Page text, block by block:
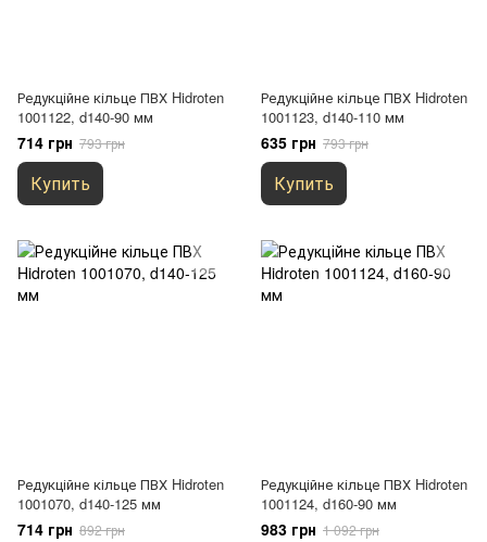
Редукційне кільце ПВХ Hidroten
1001122, d140-90 мм
714 грн 793 грн
Купить
Редукційне кільце ПВХ Hidroten
1001123, d140-110 мм
635 грн 793 грн
Купить
Редукційне кільце ПВХ Hidroten
1001070, d140-125 мм
714 грн 892 грн
Редукційне кільце ПВХ Hidroten
1001124, d160-90 мм
983 грн 1 092 грн